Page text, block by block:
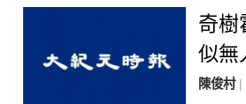
奇樹
似無
陳俊村|